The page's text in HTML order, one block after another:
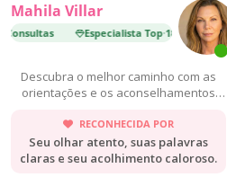
Mahila Villar
Especialista Top ·18 000 Consultas
Descubra o melhor caminho com as
orientações e os aconselhamentos
RECONHECIDA POR
Seu olhar atento, suas palavras
claras e seu acolhimento caloroso.